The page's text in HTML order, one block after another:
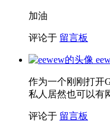
加油
评论于 留言板
作为一个刚刚打开
私人居然也可以有
评论于 留言板